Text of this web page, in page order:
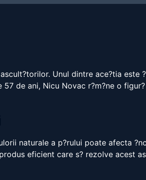
Unul dintre ace?tia este
de ani, Nicu Novac r?m?ne o
naturale a p?rului poate afecta
eficient care s? rezolve acest